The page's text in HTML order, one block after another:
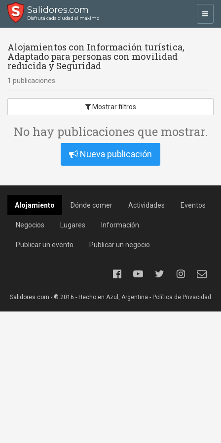
Salidores.com
Disfrutá cada ciudad al máximo
Alojamientos con Información turística,
Adaptado para personas con movilidad
reducida y Seguridad
1 publicaciones
Mostrar filtros
No hay publicaciones que mostrar.
Nueva publicación
Alojamiento Dónde comer Actividades Eventos
Negocios Lugares Información
Publicar un evento Publicar un negocio
Salidores.com - ® 2016 - Hecho en Azul, Argentina - Política de Privacidad